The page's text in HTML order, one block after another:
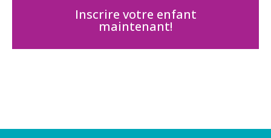
Inscrire votre enfant
maintenant!